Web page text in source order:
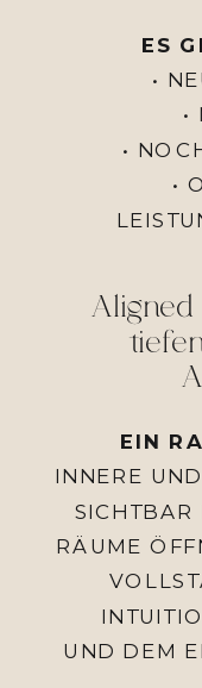
ES
•
•
•
•
EIN
INNERE
ICHTBAR
ÄUME
UND DEM